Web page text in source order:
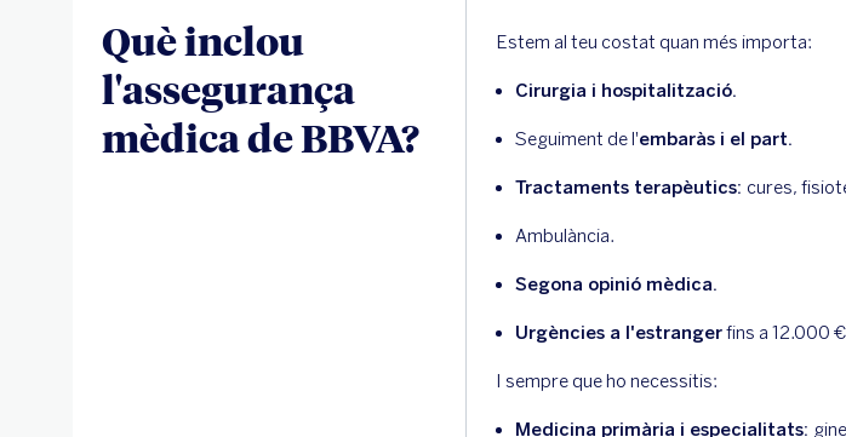
Què inclou
l'assegurança
mèdica de BBVA?
Estem al teu costat quan més importa:
Cirurgia i hospitalització.
Seguiment de l'embaràs i el part.
Tractaments terapèutics: cures,
Ambulància.
Segona opinió mèdica.
Urgències a l'estrangerfins a 12.000
I sempre que ho necessitis:
Medicina primària i especialitats: